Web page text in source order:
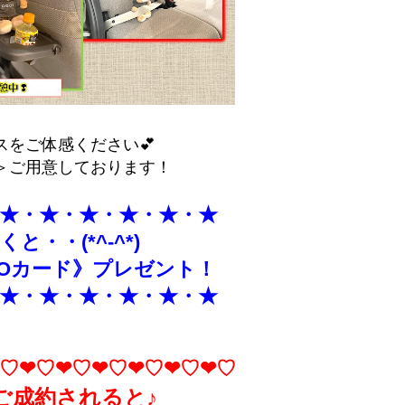
をご体感ください💕
用意しております！
・★・★・★・★・★
と・・(*^-^*)
ード》プレゼント！
・★・★・★・★・★
成約されると♪